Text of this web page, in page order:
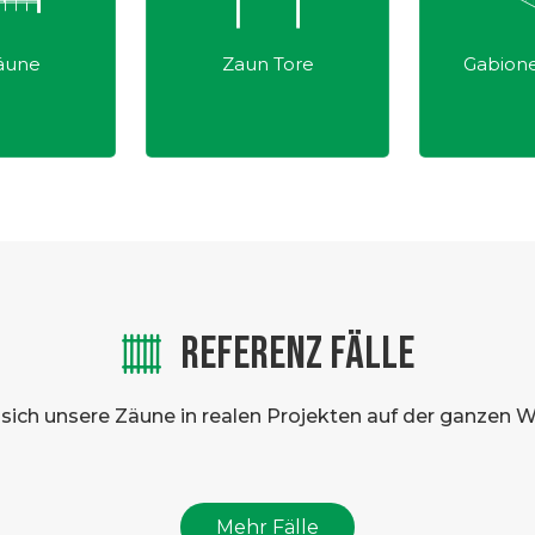
Zaun Tore
REFERENZ FÄLLE
sich unsere Zäune in realen Projekten auf der ganzen
Mehr Fälle